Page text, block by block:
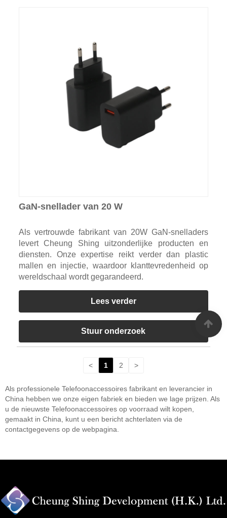
GaN-snellader van 20 W
Als vertrouwde fabrikant van 20W GaN-snelladers
levert Cheung Shing uitzonderlijke producten en
diensten. Onze expertise reikt verder dan plastic
mallen en injectie, waardoor klanttevredenheid op
wereldschaal wordt gegarandeerd.
Lees verder
Stuur onderzoek
< 1 2 >
Als professionele Telefoonaccessoires fabrikant en leverancier in
China hebben we onze eigen fabriek en bieden we lage prijzen. Als
u de nieuwste Telefoonaccessoires op voorraad wilt kopen,
gemaakt in China, kunt u een bericht achterlaten via de
contactgegevens op de webpagina.